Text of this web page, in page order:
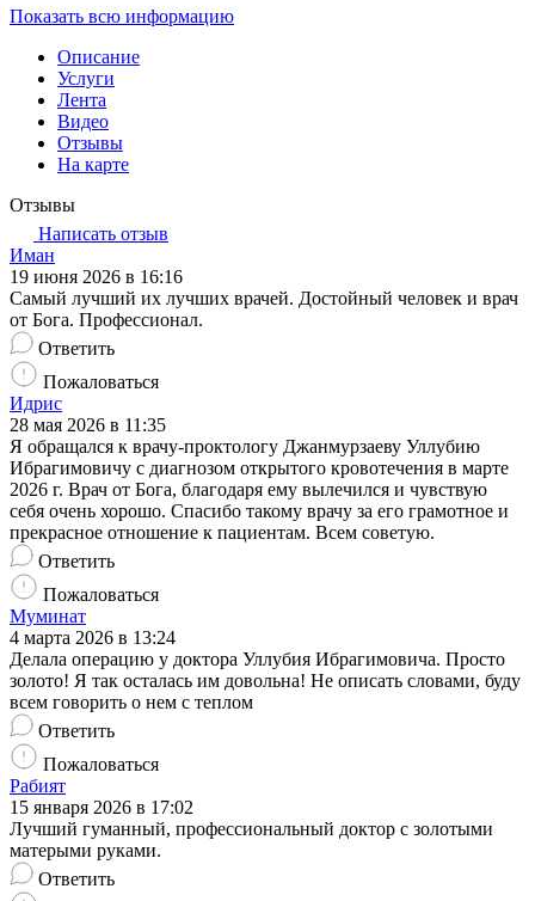
Показать всю информацию
Описание
Услуги
Лента
Видео
Отзывы
На карте
Отзывы
Написать отзыв
Иман
19 июня 2026 в 16:16
Самый лучший их лучших врачей. Достойный человек и врач
от Бога. Профессионал.
Ответить
Пожаловаться
Идрис
28 мая 2026 в 11:35
Я обращался к врачу-проктологу Джанмурзаеву Уллубию
Ибрагимовичу с диагнозом открытого кровотечения в марте
2026 г. Врач от Бога, благодаря ему вылечился и чувствую
себя очень хорошо. Спасибо такому врачу за его грамотное и
прекрасное отношение к пациентам. Всем советую.
Ответить
Пожаловаться
Муминат
4 марта 2026 в 13:24
Делала операцию у доктора Уллубия Ибрагимовича. Просто
золото! Я так осталась им довольна! Не описать словами, буду
всем говорить о нем с теплом
Ответить
Пожаловаться
Рабият
15 января 2026 в 17:02
Лучший гуманный, профессиональный доктор с золотыми
матерыми руками.
Ответить